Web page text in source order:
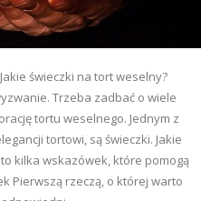
świeczki na tort weselny?
Trzeba zadbać o wiele
tortu weselnego. Jednym z
tortowi, są świeczki. Jakie
kilka wskazówek, które pomogą
Pierwszą rzeczą, o której warto